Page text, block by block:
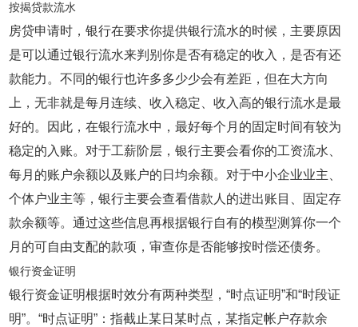
按揭贷款流水
房贷申请时，银行在要求你提供银行流水的时候，主要原因
是可以通过银行流水来判别你是否有稳定的收入，是否有还
款能力。不同的银行也许多多少少会有差距，但在大方向
上，无非就是每月连续、收入稳定、收入高的银行流水是最
好的。因此，在银行流水中，最好每个月的固定时间有较为
稳定的入账。对于工薪阶层，银行主要会看你的工资流水、
每月的账户余额以及账户的日均余额。对于中小企业业主、
个体户业主等，银行主要会查看借款人的进出账目、固定存
款余额等。通过这些信息再根据银行自有的模型测算你一个
月的可自由支配的款项，审查你是否能够按时偿还债务。
银行资金证明
银行资金证明根据时效分有两种类型，“时点证明”和“时段证
明”。“时点证明”：指截止某日某时点，某指定帐户存款余